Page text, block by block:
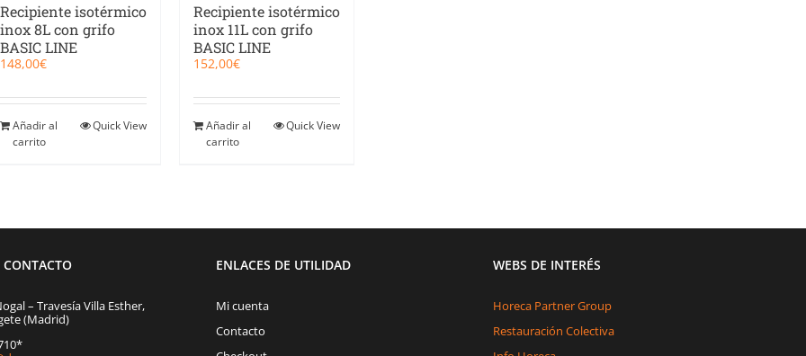
Recipiente isotérmico
inox 8L con grifo
BASIC LINE
148,00€
Añadir al
carrito
Quick View
Recipiente isotérmico
inox 11L con grifo
BASIC LINE
152,00€
Añadir al
carrito
Quick View
CONTACTO
– Travesía Villa Esther,
(Madrid)
ENLACES DE UTILIDAD
Mi cuenta
Contacto
WEBS DE INTERÉS
Horeca Partner Group
Restauración Colectiva